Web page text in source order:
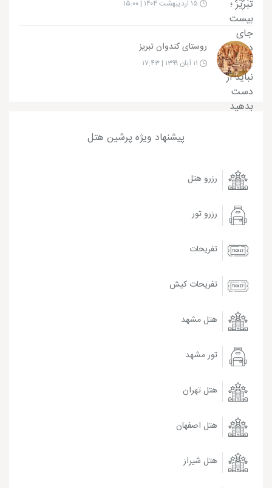
روستای کندوان تبریز
پیشنهاد ویژه پرشین هتل
رزرو هتل
رزرو تور
تفریحات
تفریحات کیش
هتل مشهد
تور مشهد
هتل تهران
هتل اصفهان
هتل شیراز